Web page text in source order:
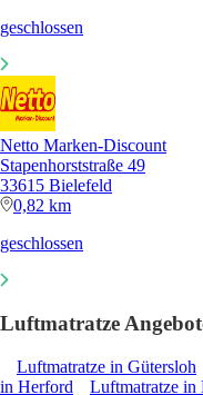
geschlossen
Netto Marken-Discount
Stapenhorststraße 49
33615 Bielefeld
0,82 km
geschlossen
Luftmatratze
Luftmatratze in Gütersloh
in Herford
Luftmatratze in